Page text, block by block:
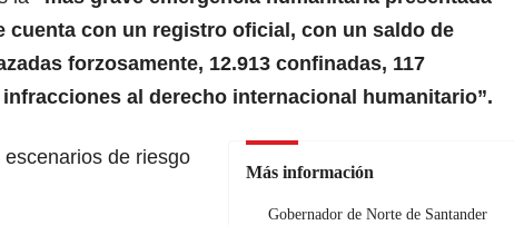
cuenta con un registro oficial, con un saldo de
forzosamente, 12.913 confinadas, 117
al derecho internacional humanitario”.
Más información
Gobernador de Norte de Santander
de riesgo